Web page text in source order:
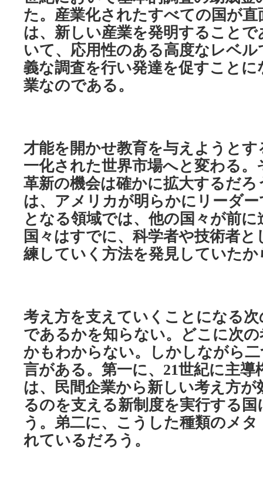
た。産業化されたすべての国が
は、新しい産業を発明すること
いて、応用性のある高度なレベ
義な調査を行い発達を促すこと
業なのである。
才能を開かせ教育を与えようと
一化された世界市場へと変わる
革新の機会は確かに拡大するだ
は、アメリカが明らかにリーダ
となる領域では、他の国々が前
国々はすでに、科学者や技術者
練していく方法を発見していた
考え方を支えていくことになる
であるかを知らない。どこに次
かもわからない。しかしながら
言がある。第一に、 21世紀に主導
は、民間企業から新しい考え方
るのを支える新制度を実行する
う。弟二に、こうした種類のメ
れているだろう。